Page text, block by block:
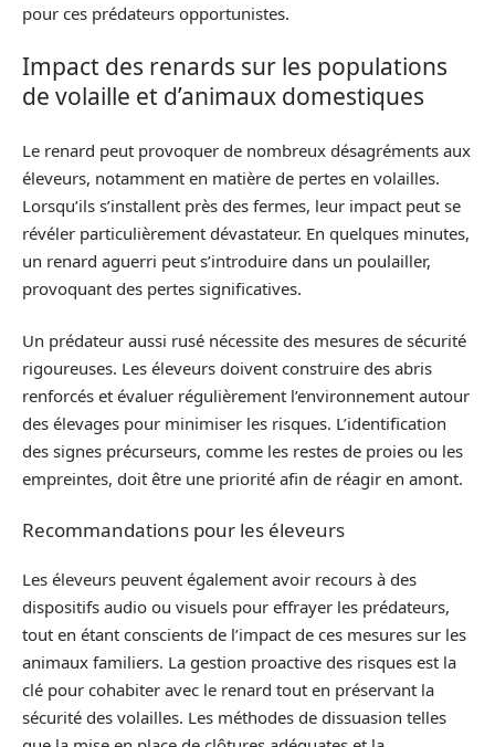
pour ces prédateurs opportunistes.
Impact des renards sur les populations
de volaille et d’animaux domestiques
Le renard peut provoquer de nombreux désagréments aux
éleveurs, notamment en matière de pertes en volailles.
Lorsqu’ils s’installent près des fermes, leur impact peut se
révéler particulièrement dévastateur. En quelques minutes,
un renard aguerri peut s’introduire dans un poulailler,
provoquant des pertes significatives.
Un prédateur aussi rusé nécessite des mesures de sécurité
rigoureuses. Les éleveurs doivent construire des abris
renforcés et évaluer régulièrement l’environnement autour
des élevages pour minimiser les risques. L’identification
des signes précurseurs, comme les restes de proies ou les
empreintes, doit être une priorité afin de réagir en amont.
Recommandations pour les éleveurs
Les éleveurs peuvent également avoir recours à des
dispositifs audio ou visuels pour effrayer les prédateurs,
tout en étant conscients de l’impact de ces mesures sur les
animaux familiers. La gestion proactive des risques est la
clé pour cohabiter avec le renard tout en préservant la
sécurité des volailles. Les méthodes de dissuasion telles